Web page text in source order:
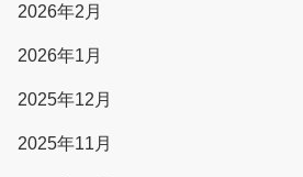
2026年2月
2026年1月
2025年12月
2025年11月